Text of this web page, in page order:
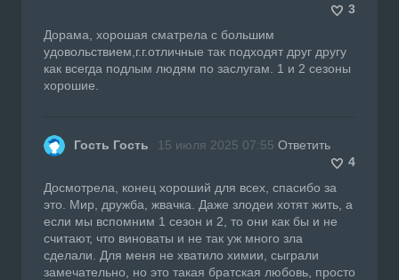
3
Дорама, хорошая сматрела с большим
удовольствием,г.г.отличные так подходят друг другу
как всегда подлым людям по заслугам. 1 и 2 сезоны
хорошие.
Гость Гость 15 июля 2025 07:55 Ответить
4
Досмотрела, конец хороший для всех, спасибо за
это. Мир, дружба, жвачка. Даже злодеи хотят жить, а
если мы вспомним 1 сезон и 2, то они как бы и не
считают, что виноваты и не так уж много зла
сделали. Для меня не хватило химии, сыграли
замечательно, но это такая братская любовь, просто